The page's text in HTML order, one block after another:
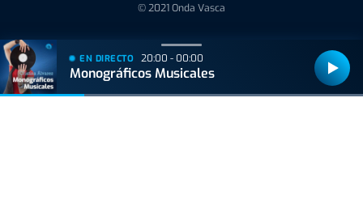
© 2021 Onda Vasca
EN DIRECTO 20:00 - 00:00
Monográficos Musicales